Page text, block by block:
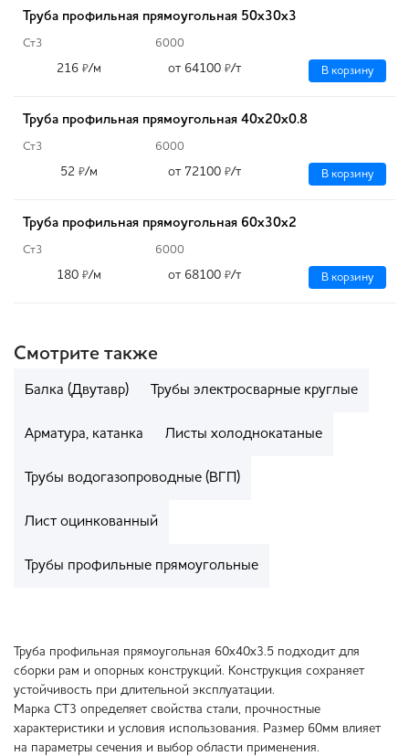
Труба профильная прямоугольная 50х30х3
Ст3 6000
216 ₽/м от 64100 ₽/т В корзину
Труба профильная прямоугольная 40х20х0.8
Ст3 6000
52 ₽/м от 72100 ₽/т В корзину
Труба профильная прямоугольная 60х30х2
Ст3 6000
180 ₽/м от 68100 ₽/т В корзину
Смотрите также
Балка (Двутавр) Трубы электросварные круглые
Арматура, катанка Листы холоднокатаные
Трубы водогазопроводные (ВГП)
Лист оцинкованный
Трубы профильные прямоугольные
Труба профильная прямоугольная 60х40х3.5 подходит для
сборки рам и опорных конструкций. Конструкция сохраняет
устойчивость при длительной эксплуатации.
Марка СТ3 определяет свойства стали, прочностные
характеристики и условия использования. Размер 60мм влияет
на параметры сечения и выбор области применения.